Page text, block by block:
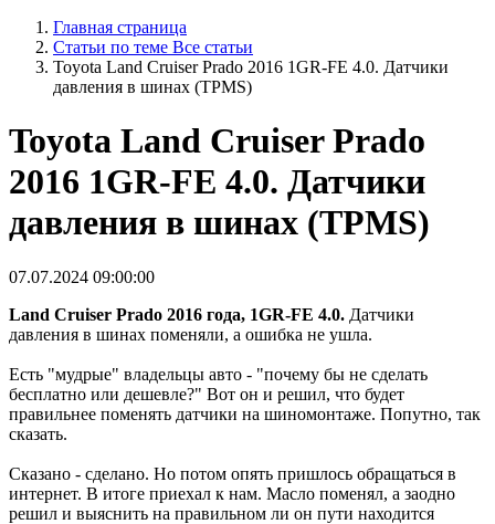
Главная страница
Статьи по теме Все статьи
Toyota Land Cruiser Prado 2016 1GR-FE 4.0. Датчики
давления в шинах (TPMS)
Toyota Land Cruiser Prado
2016 1GR-FE 4.0. Датчики
давления в шинах (TPMS)
07.07.2024 09:00:00
Land Cruiser Prado 2016 года, 1GR-FE 4.0. Датчики
давления в шинах поменяли, а ошибка не ушла.
Есть "мудрые" владельцы авто - "почему бы не сделать
бесплатно или дешевле?" Вот он и решил, что будет
правильнее поменять датчики на шиномонтаже. Попутно, так
сказать.
Сказано - сделано. Но потом опять пришлось обращаться в
интернет. В итоге приехал к нам. Масло поменял, а заодно
решил и выяснить на правильном ли он пути находится